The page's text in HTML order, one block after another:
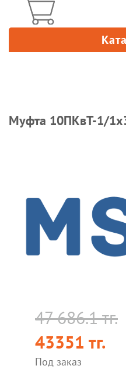
Муфта 10ПКвТ-1/
47 686.1 тг.
43351 тг.
Под заказ